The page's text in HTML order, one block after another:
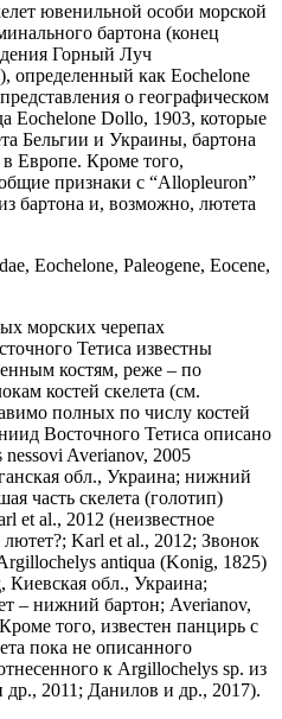
ювенильной особи морской
бартона (конец
Горный Луч
определенный как Eochelone
о географическом
Eochelone Dollo, 1903, которые
Бельгии и Украины, бартона
Европе. Кроме того,
признаки с “Allopleuron”
бартона и, возможно, лютета
Eochelone, Paleogene, Eocene,
морских черепах
Тетиса известны
костям, реже – по
костей скелета (см.
полных по числу костей
Восточного Тетиса описано
nessovi Averianov, 2005
обл., Украина; нижний
часть скелета (голотип)
et al., 2012 (неизвестное
Karl et al., 2012; Звонок
antiqua (Konig, 1825)
обл., Украина;
– нижний бартон; Averianov,
того, известен панцирь с
пока не описанного
к Argillochelys sp. из
др., 2011; Данилов и др., 2017).